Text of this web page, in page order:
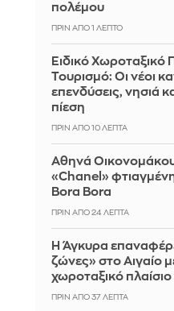
πολέμου
ΠΡΙΝ ΑΠΌ 1 ΛΕΠΤΌ
Ειδικό Χωροταξικό
Τουρισμό: Οι νέοι
επενδύσεις, νησιά
πίεση
ΠΡΙΝ ΑΠΌ 10 ΛΕΠΤΆ
Αθηνά
«Chanel»
Bora Bora
ΠΡΙΝ ΑΠΌ 24 ΛΕΠΤΆ
Η Άγκυρα
ζώνες» στο Αιγαίο
χωροταξικό
ΠΡΙΝ ΑΠΌ 37 ΛΕΠΤΆ